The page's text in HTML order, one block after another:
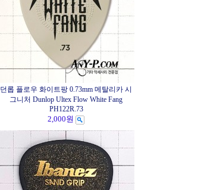
던롭 플로우 화이트팡 0.73mm 메탈리카 시
그니처 Dunlop Ultex Flow White Fang
PH122R.73
2,000원